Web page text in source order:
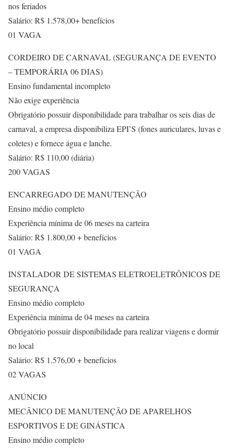
nos feriados
Salário: R$ 1.578,00+ benefícios
01 VAGA
CORDEIRO DE CARNAVAL (SEGURANÇA DE EVENTO
– TEMPORÁRIA 06 DIAS)
Ensino fundamental incompleto
Não exige experiência
Obrigatório possuir disponibilidade para trabalhar os seis dias de
carnaval, a empresa disponibiliza EPI’S (fones auriculares, luvas e
coletes) e fornece água e lanche.
Salário: R$ 110,00 (diária)
200 VAGAS
ENCARREGADO DE MANUTENÇÃO
Ensino médio completo
Experiência mínima de 06 meses na carteira
Salário: R$ 1.800,00 + benefícios
01 VAGA
INSTALADOR DE SISTEMAS ELETROELETRÔNICOS DE
SEGURANÇA
Ensino médio completo
Experiência mínima de 04 meses na carteira
Obrigatório possuir disponibilidade para realizar viagens e dormir
no local
Salário: R$ 1.576,00 + benefícios
02 VAGAS
ANÚNCIO
MECÂNICO DE MANUTENÇÃO DE APARELHOS
ESPORTIVOS E DE GINÁSTICA
Ensino médio completo